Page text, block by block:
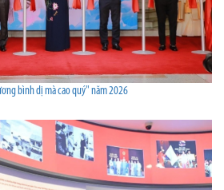
bình dị mà cao quý" năm 2026